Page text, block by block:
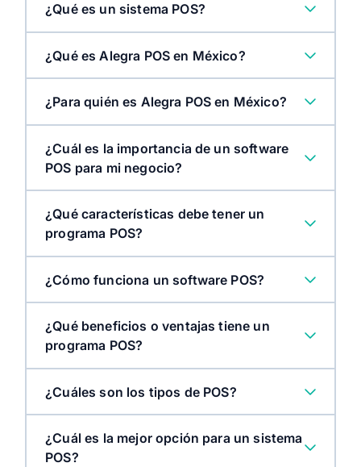
¿Qué es un sistema POS?
¿Qué es Alegra POS en México?
¿Para quién es Alegra POS en México?
¿Cuál es la importancia de un software
POS para mi negocio?
¿Qué características debe tener un
programa POS?
¿Cómo funciona un software POS?
¿Qué beneficios o ventajas tiene un
programa POS?
¿Cuáles son los tipos de POS?
¿Cuál es la mejor opción para un sistema
POS?